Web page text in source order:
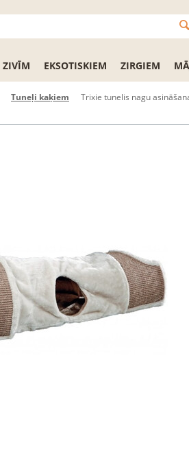
ZIVĪM EKSOTISKIEM ZIRGIEM
Tuneļi kaķiem Trixie tunelis nagu